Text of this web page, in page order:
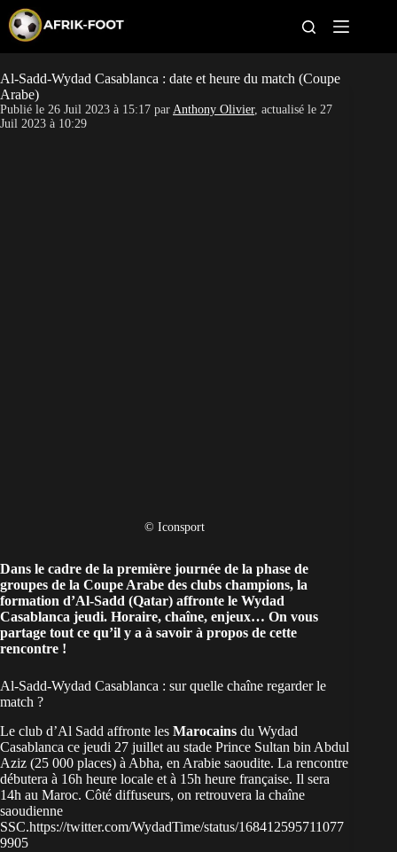
p
o
c
o
CAN féminine
Al-Sadd-Wydad Casablanca : date et heure du match (Coupe
Arabe)
Publié le 26 Juil 2023 à 15:17 par Anthony Olivier, actualisé le 27
Juil 2023 à 10:29
© Iconsport
Dans le cadre de la première journée de la phase de
groupes de la Coupe Arabe des clubs champions, la
formation d’Al-Sadd (Qatar) affronte le Wydad
Casablanca jeudi. Horaire, chaîne, enjeux… On vous
partage tout ce qu’il y a à savoir à propos de cette
rencontre !
Al-Sadd-Wydad Casablanca : sur quelle chaîne regarder le
match ?
Le club d’Al Sadd affronte les Marocains du Wydad
Casablanca ce jeudi 27 juillet au stade Prince Sultan bin Abdul
Aziz (25 000 places) à Abha, en Arabie saoudite. La rencontre
débutera à 16h heure locale et à 15h heure française. Il sera
14h au Maroc. Côté diffuseurs, on retrouvera la chaîne
saoudienne
SSC.https://twitter.com/WydadTime/status/168412595711077
9905